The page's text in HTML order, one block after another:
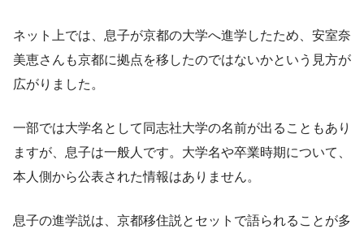
ネット上では、息子が京都の大学へ進学したため、安室奈
美恵さんも京都に拠点を移したのではないかという見方が
広がりました。
一部では大学名として同志社大学の名前が出ることもあり
ますが、息子は一般人です。大学名や卒業時期について、
本人側から公表された情報はありません。
息子の進学説は、京都移住説とセットで語られることが多